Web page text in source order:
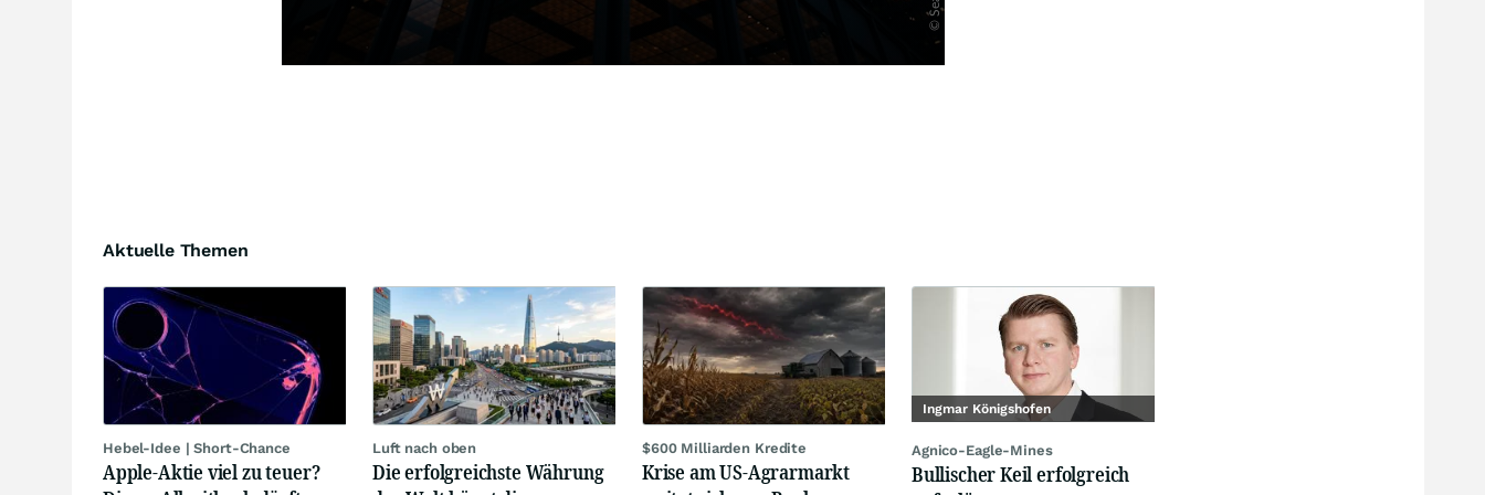
Aktuelle Themen
Hebel-Idee | Short-Chance
Apple-Aktie viel zu teuer?
Luft nach oben
Die erfolgreichste Währung
$600 Milliarden Kredite
Krise am US-Agrarmarkt
Ingmar Königshofen
Agnico-Eagle-Mines
Bullischer Keil erfolgreich